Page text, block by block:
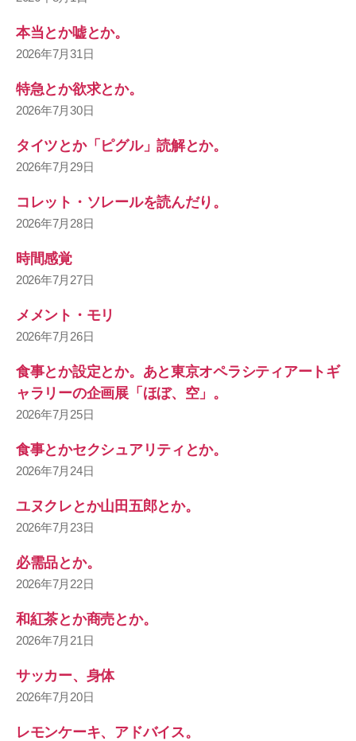
本当とか嘘とか。
2026年7月31日
特急とか欲求とか。
2026年7月30日
タイツとか「ピグル」読解とか。
2026年7月29日
コレット・ソレールを読んだり。
2026年7月28日
時間感覚
2026年7月27日
メメント・モリ
2026年7月26日
食事とか設定とか。あと東京オペラシティアートギ
ャラリーの企画展「ほぼ、空」。
2026年7月25日
食事とかセクシュアリティとか。
2026年7月24日
ユヌクレとか山田五郎とか。
2026年7月23日
必需品とか。
2026年7月22日
和紅茶とか商売とか。
2026年7月21日
サッカー、身体
2026年7月20日
レモンケーキ、アドバイス。